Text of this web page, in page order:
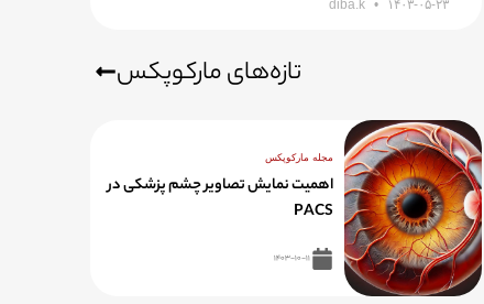
diba.k ۱۴۰۳-۰۵-۲۳
تازه‌های مارکوپکس
مجله مارکوپکس
اهمیت نمایش تصاویر چشم پزشکی در
PACS